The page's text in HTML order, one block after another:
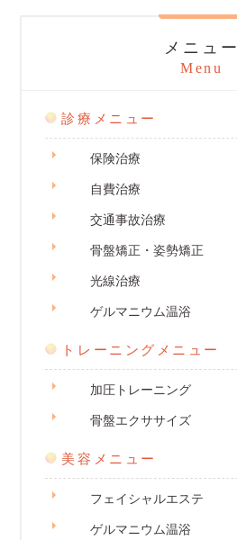
メニュー
Menu
診療メニュー
保険治療
自費治療
交通事故治療
骨盤矯正・姿勢矯正
光線治療
ゲルマニウム温浴
トレーニングメニュー
加圧トレーニング
骨盤エクササイズ
美容メニュー
フェイシャルエステ
ゲルマニウム温浴